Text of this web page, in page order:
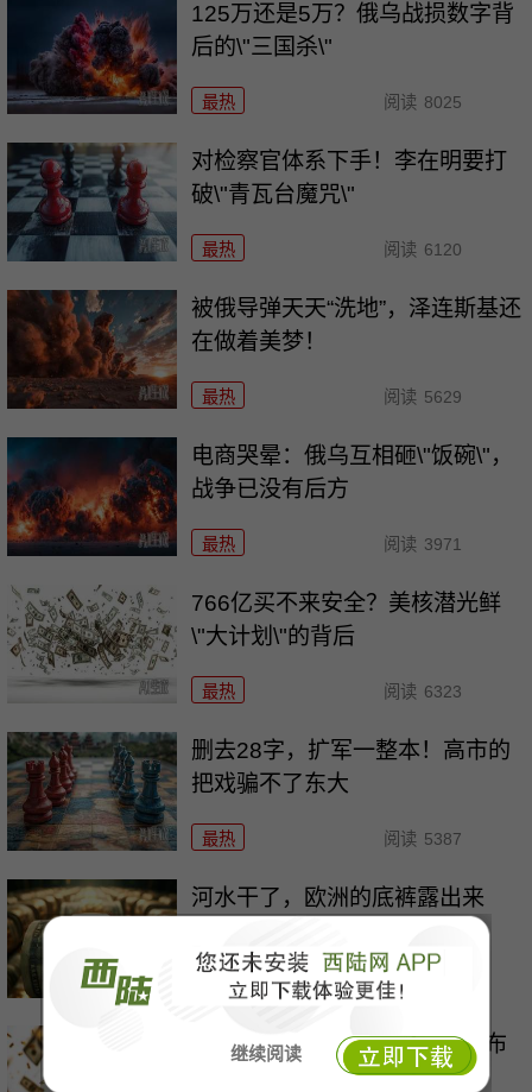
继续阅读
125万还是5万？俄乌战损数字背
后的\"三国杀\"
最热 阅读 8025
对检察官体系下手！李在明要打
破\"青瓦台魔咒\"
最热 阅读 6120
被俄导弹天天“洗地”，泽连斯基还
在做着美梦！
最热 阅读 5629
电商哭晕：俄乌互相砸\"饭碗\"，
战争已没有后方
最热 阅读 3971
766亿买不来安全？美核潜光鲜
\"大计划\"的背后
最热 阅读 6323
删去28字，扩军一整本！高市的
把戏骗不了东大
最热 阅读 5387
河水干了，欧洲的底裤露出来
最热 阅读
欧盟想关门，中国人就翻墙，布
鲁塞尔被逼到墙角